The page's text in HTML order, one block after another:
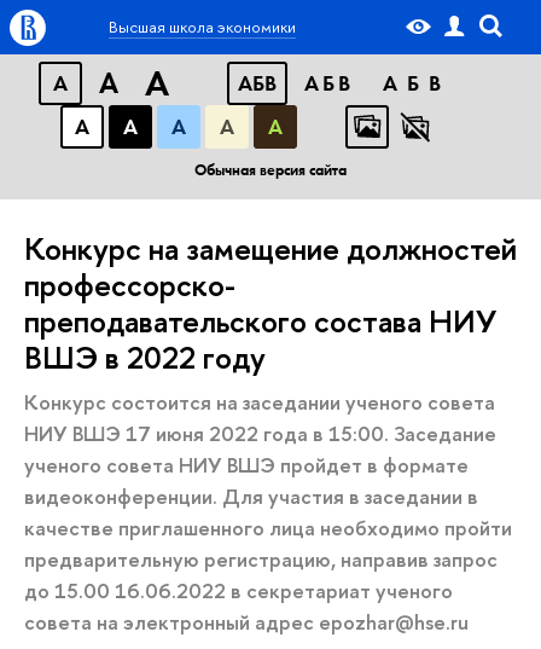
A A A АБВ АБВ
АБВ
А
А А А А
Обычная версия сайта
Высшая школа экономики
Конкурс на замещение должностей
профессорско-
преподавательского состава НИУ
ВШЭ в 2022 году
Конкурс состоится на заседании ученого совета
НИУ ВШЭ 17 июня 2022 года в 15:00. Заседание
ученого совета НИУ ВШЭ пройдет в формате
видеоконференции. Для участия в заседании в
качестве приглашенного лица необходимо пройти
предварительную регистрацию, направив запрос
до 15.00 16.06.2022 в секретариат ученого
совета на электронный адрес epozhar@hse.ru